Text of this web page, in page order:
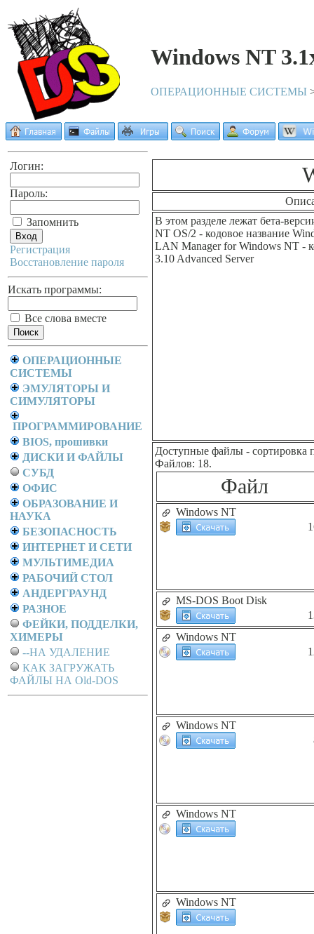
Windows NT
ОПЕРАЦИОННЫЕ СИСТЕМЫ
Логин:
Пароль:
Запомнить
Регистрация
Восстановление пароля
Искать программы:
Все слова вместе
ОПЕРАЦИОННЫЕ
СИСТЕМЫ
ЭМУЛЯТОРЫ И
СИМУЛЯТОРЫ
ПРОГРАММИРОВАНИЕ
BIOS, прошивки
ДИСКИ И ФАЙЛЫ
СУБД
ОФИС
ОБРАЗОВАНИЕ И
НАУКА
БЕЗОПАСНОСТЬ
ИНТЕРНЕТ И СЕТИ
МУЛЬТИМЕДИА
РАБОЧИЙ СТОЛ
АНДЕРГРАУНД
РАЗНОЕ
ФЕЙКИ, ПОДДЕЛКИ,
ХИМЕРЫ
--НА УДАЛЕНИЕ
КАК ЗАГРУЖАТЬ
ФАЙЛЫ НА Old-DOS
В этом разделе лежат бета-
NT OS/2 - кодовое название
LAN Manager for Windows NT -
3.10 Advanced Server
Доступные файлы - сортировка
Файлов: 18.
Файл
Windows NT
MS-DOS Boot Disk
Windows NT
Windows NT
Windows NT
Windows NT